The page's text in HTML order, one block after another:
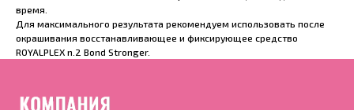
время.
Для максимального результата рекомендуем использовать после
окрашивания восстанавливающее и фиксирующее средство
ROYALPLEX n.2 Bond Stronger.